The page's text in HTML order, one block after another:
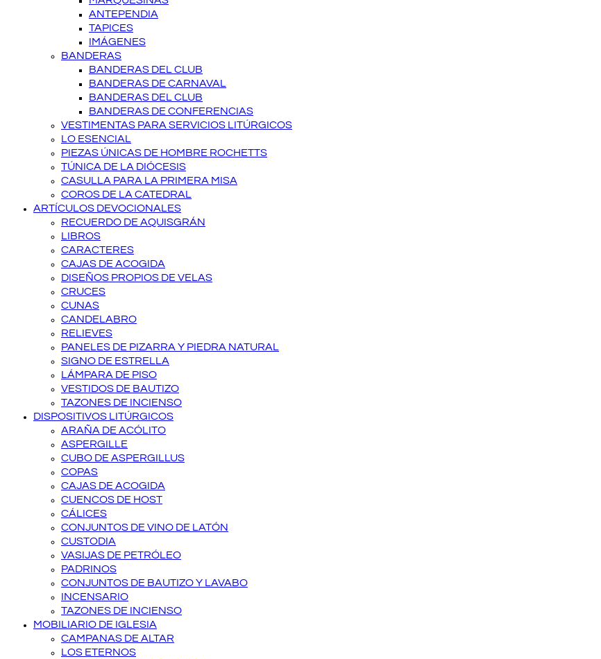
ANTEPENDIA
TAPICES
IMÁGENES
BANDERAS
BANDERAS DEL CLUB
BANDERAS DE CARNAVAL
BANDERAS DEL CLUB
BANDERAS DE CONFERENCIAS
VESTIMENTAS PARA SERVICIOS LITÚRGICOS
LO ESENCIAL
PIEZAS ÚNICAS DE HOMBRE ROCHETTS
TÚNICA DE LA DIÓCESIS
CASULLA PARA LA PRIMERA MISA
COROS DE LA CATEDRAL
ARTÍCULOS DEVOCIONALES
RECUERDO DE AQUISGRÁN
LIBROS
CARACTERES
CAJAS DE ACOGIDA
DISEÑOS PROPIOS DE VELAS
CRUCES
CUNAS
CANDELABRO
RELIEVES
PANELES DE PIZARRA Y PIEDRA NATURAL
SIGNO DE ESTRELLA
LÁMPARA DE PISO
VESTIDOS DE BAUTIZO
TAZONES DE INCIENSO
DISPOSITIVOS LITÚRGICOS
ARAÑA DE ACÓLITO
ASPERGILLE
CUBO DE ASPERGILLUS
COPAS
CAJAS DE ACOGIDA
CUENCOS DE HOST
CÁLICES
CONJUNTOS DE VINO DE LATÓN
CUSTODIA
VASIJAS DE PETRÓLEO
PADRINOS
CONJUNTOS DE BAUTIZO Y LAVABO
INCENSARIO
TAZONES DE INCIENSO
MOBILIARIO DE IGLESIA
CAMPANAS DE ALTAR
LOS ETERNOS